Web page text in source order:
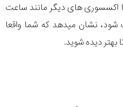
اکسسوری های دیگر مانند ساعت
نشان میدهد که شما واقعا
بهتر دیده شوید.